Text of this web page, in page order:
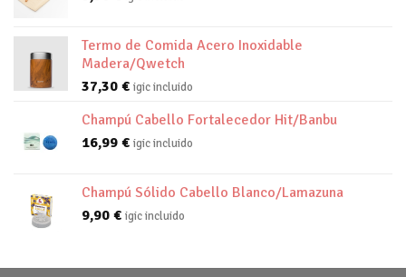
Termo de Comida Acero Inoxidable
Madera/Qwetch
37,30 € igic incluido
Champú Cabello Fortalecedor Hit/Banbu
16,99 € igic incluido
Champú Sólido Cabello Blanco/Lamazuna
9,90 € igic incluido